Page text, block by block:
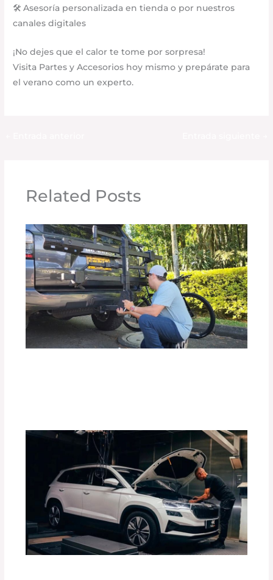
🛠️ Asesoría personalizada en tienda o por nuestros
canales digitales
¡No dejes que el calor te tome por sorpresa!
Visita Partes y Accesorios hoy mismo y prepárate para
el verano como un experto.
Related Posts